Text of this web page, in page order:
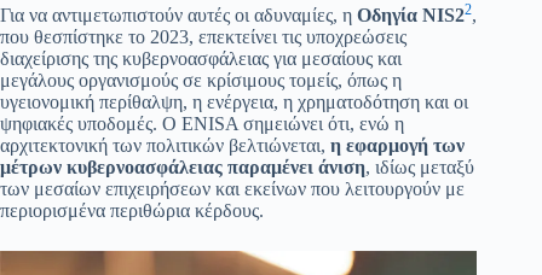
Για να αντιμετωπιστούν αυτές οι αδυναμίες, η Οδηγία NIS22,
που θεσπίστηκε το 2023, επεκτείνει τις υποχρεώσεις
διαχείρισης της κυβερνοασφάλειας για μεσαίους και
μεγάλους οργανισμούς σε κρίσιμους τομείς, όπως η
υγειονομική περίθαλψη, η ενέργεια, η χρηματοδότηση και οι
ψηφιακές υποδομές. Ο ENISA σημειώνει ότι, ενώ η
αρχιτεκτονική των πολιτικών βελτιώνεται, η εφαρμογή των
μέτρων κυβερνοασφάλειας παραμένει άνιση, ιδίως μεταξύ
των μεσαίων επιχειρήσεων και εκείνων που λειτουργούν με
περιορισμένα περιθώρια κέρδους.